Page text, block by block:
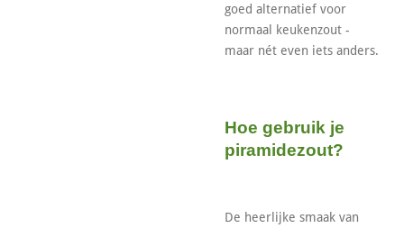
goed alternatief voor
normaal keukenzout -
maar nét even iets anders.
Hoe gebruik je
piramidezout?
De heerlijke smaak van